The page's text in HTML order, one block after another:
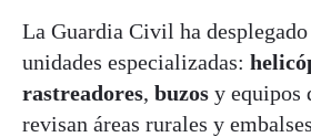
La Guardia Civil ha
unidades especializadas:
rastreadores, buzos y equipos
revisan áreas rurales y